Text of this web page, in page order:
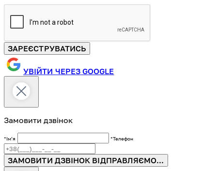
ЗАРЕЄСТРУВАТИСЬ
УВІЙТИ ЧЕРЕЗ GOOGLE
Замовити дзвінок
*Імʼя *Телефон
ЗАМОВИТИ ДЗВІНОК ВІДПРАВЛЯЄМО...